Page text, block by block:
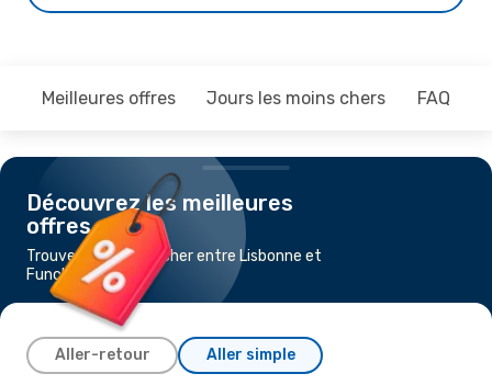
Meilleures offres Jours les moins chers FAQ
Découvrez les meilleures
offres
Trouvez un vol pas cher entre Lisbonne et
Funchal
Aller-retour Aller simple